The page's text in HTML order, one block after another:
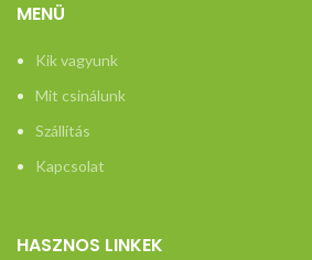
MENÜ
Kik vagyunk
Mit csinálunk
Szállítás
Kapcsolat
HASZNOS LINKEK